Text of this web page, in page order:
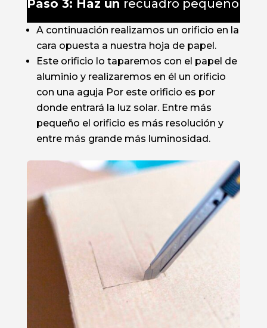
Paso 3: Haz un recuadro pequeño
A continuación realizamos un orificio en la
cara opuesta a nuestra hoja de papel.
Este orificio lo taparemos con el papel de
aluminio y realizaremos en él un orificio
con una aguja Por este orificio es por
donde entrará la luz solar. Entre más
pequeño el orificio es más resolución y
entre más grande más luminosidad.